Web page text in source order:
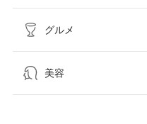
グルメ
美容